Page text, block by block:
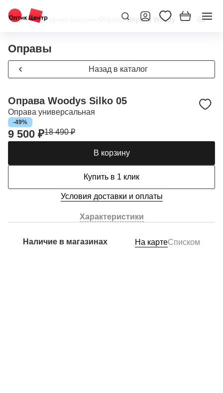
Главная/Интернет-магазин Оправы/Оправа Woodys Silko 05
Оправы
Назад в каталог
Оправа Woodys Silko 05
Оправа универсальная
-49%
9 500 ₽18 490 ₽
В корзину
Купить в 1 клик
Условия доставки и оплаты
Характеристики
Наличие в магазинах На картеСписком